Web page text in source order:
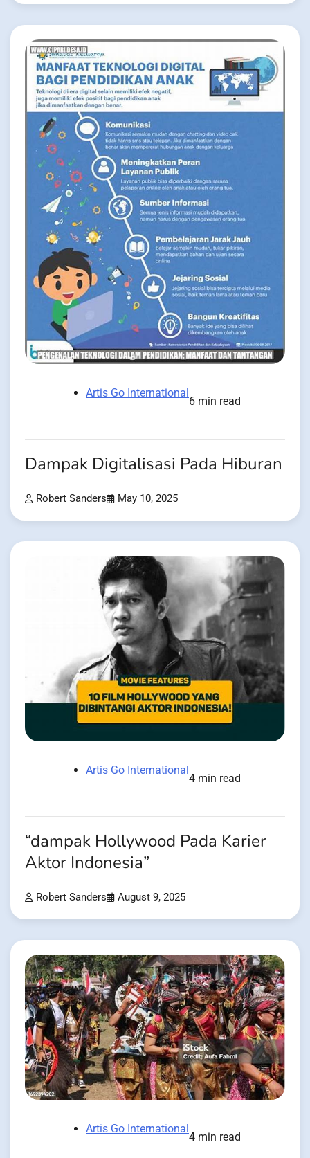
Artis Go International
6 min read
Dampak Digitalisasi Pada Hiburan
Robert Sanders May 10, 2025
Artis Go International
4 min read
“dampak Hollywood Pada Karier
Aktor Indonesia”
Robert Sanders August 9, 2025
Artis Go International
4 min read